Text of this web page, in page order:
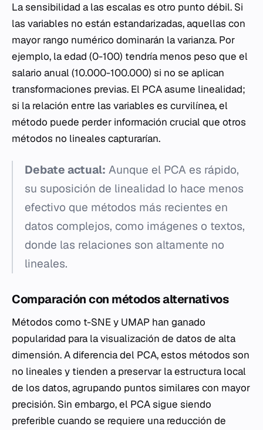
La sensibilidad a las escalas es otro punto débil. Si
las variables no están estandarizadas, aquellas con
mayor rango numérico dominarán la varianza. Por
ejemplo, la edad (0-100) tendría menos peso que el
salario anual (10.000-100.000) si no se aplican
transformaciones previas. El PCA asume linealidad;
si la relación entre las variables es curvilínea, el
método puede perder información crucial que otros
métodos no lineales capturarían.
Debate actual: Aunque el PCA es rápido,
su suposición de linealidad lo hace menos
efectivo que métodos más recientes en
datos complejos, como imágenes o textos,
donde las relaciones son altamente no
lineales.
Comparación con métodos alternativos
Métodos como t-SNE y UMAP han ganado
popularidad para la visualización de datos de alta
dimensión. A diferencia del PCA, estos métodos son
no lineales y tienden a preservar la estructura local
de los datos, agrupando puntos similares con mayor
precisión. Sin embargo, el PCA sigue siendo
preferible cuando se requiere una reducción de